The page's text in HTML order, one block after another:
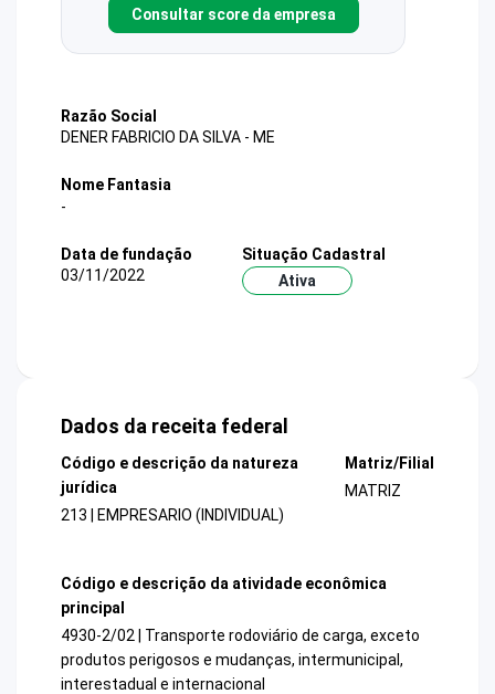
Consultar score da empresa
Razão Social
DENER FABRICIO DA SILVA - ME
Nome Fantasia
-
Data de fundação
03/11/2022
Situação Cadastral
Ativa
Dados da receita federal
Código e descrição da natureza
jurídica
213 | EMPRESARIO (INDIVIDUAL)
Matriz/Filial
MATRIZ
Código e descrição da atividade econômica
principal
4930-2/02 | Transporte rodoviário de carga, exceto
produtos perigosos e mudanças, intermunicipal,
interestadual e internacional